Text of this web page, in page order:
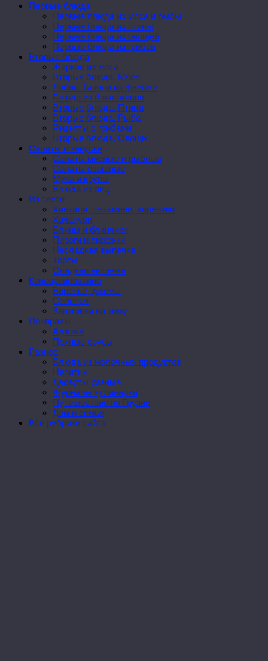
Первые блюда
Первые блюда из мяса и рыбы
Первые блюда из птицы
Первые блюда из овощей
Первые блюда из грибов
Вторые блюда
Жаркое из мяса
Вторые блюда. Мясо
Лобио. Блюда из фасоли
Блюда из баклажанов
Вторые блюда. Птица
Вторые блюда. Рыба
Рецепты с грибами
Вторые блюда. Овощи
Салаты и закуски
Салаты мясные и рыбные
Салаты овощные
Мука и крупы
Блюда из яиц
Из теста
Хинкали, пельмени, вареники
Хачапури
Блины и блинчики
Пироги и пирожки
Несладкая выпечка
Торты
Сладкая выпечка
Консервирование
Варенье, джемы
Соленья
Заготовки на зиму
Приправы
Аджика
Пряные соусы
Разное
Блюда из молочных продуктов
Напитки
Десерты разные
Журналы кулинария
Путешествие по Грузии
Дом и семья
Все рубрики сайта